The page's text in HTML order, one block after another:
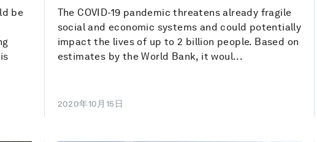
be
The COVID-19 pandemic threatens already fragile
social and economic systems and could potentially
impact the lives of up to 2 billion people. Based on
estimates by the World Bank, it woul...
2020年10月15日